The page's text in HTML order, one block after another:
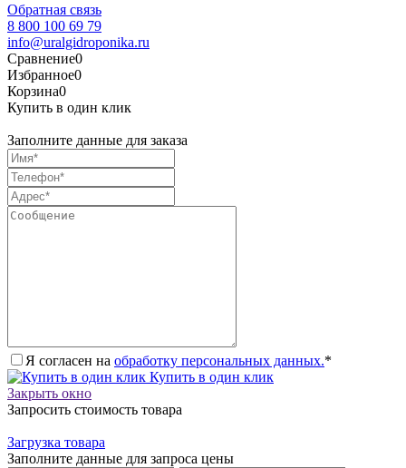
Обратная связь
8 800 100 69 79
info@uralgidroponika.ru
Сравнение0
Избранное0
Корзина0
Купить в один клик
Заполните данные для заказа
Я согласен на обработку персональных данных.*
Купить в один клик
Закрыть окно
Запросить стоимость товара
Загрузка товара
Заполните данные для запроса цены